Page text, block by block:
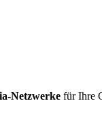
Netzwerke für Ihre